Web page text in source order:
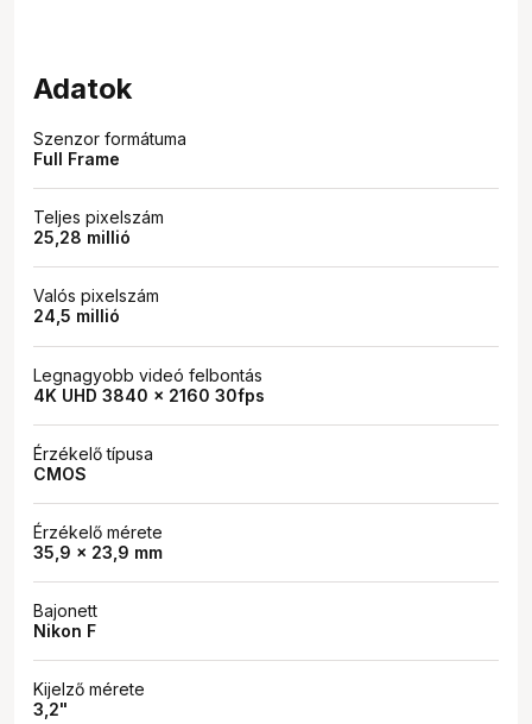
Adatok
Szenzor formátuma
Full Frame
Teljes pixelszám
25,28 millió
Valós pixelszám
24,5 millió
Legnagyobb videó felbontás
4K UHD 3840 x 2160 30fps
Érzékelő típusa
CMOS
Érzékelő mérete
35,9 x 23,9 mm
Bajonett
Nikon F
Kijelző mérete
3,2"